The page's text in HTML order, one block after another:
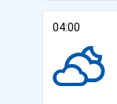
04:00